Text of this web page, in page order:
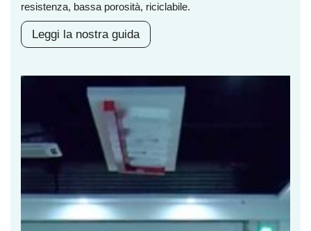
resistenza, bassa porosità, riciclabile.
Leggi la nostra guida